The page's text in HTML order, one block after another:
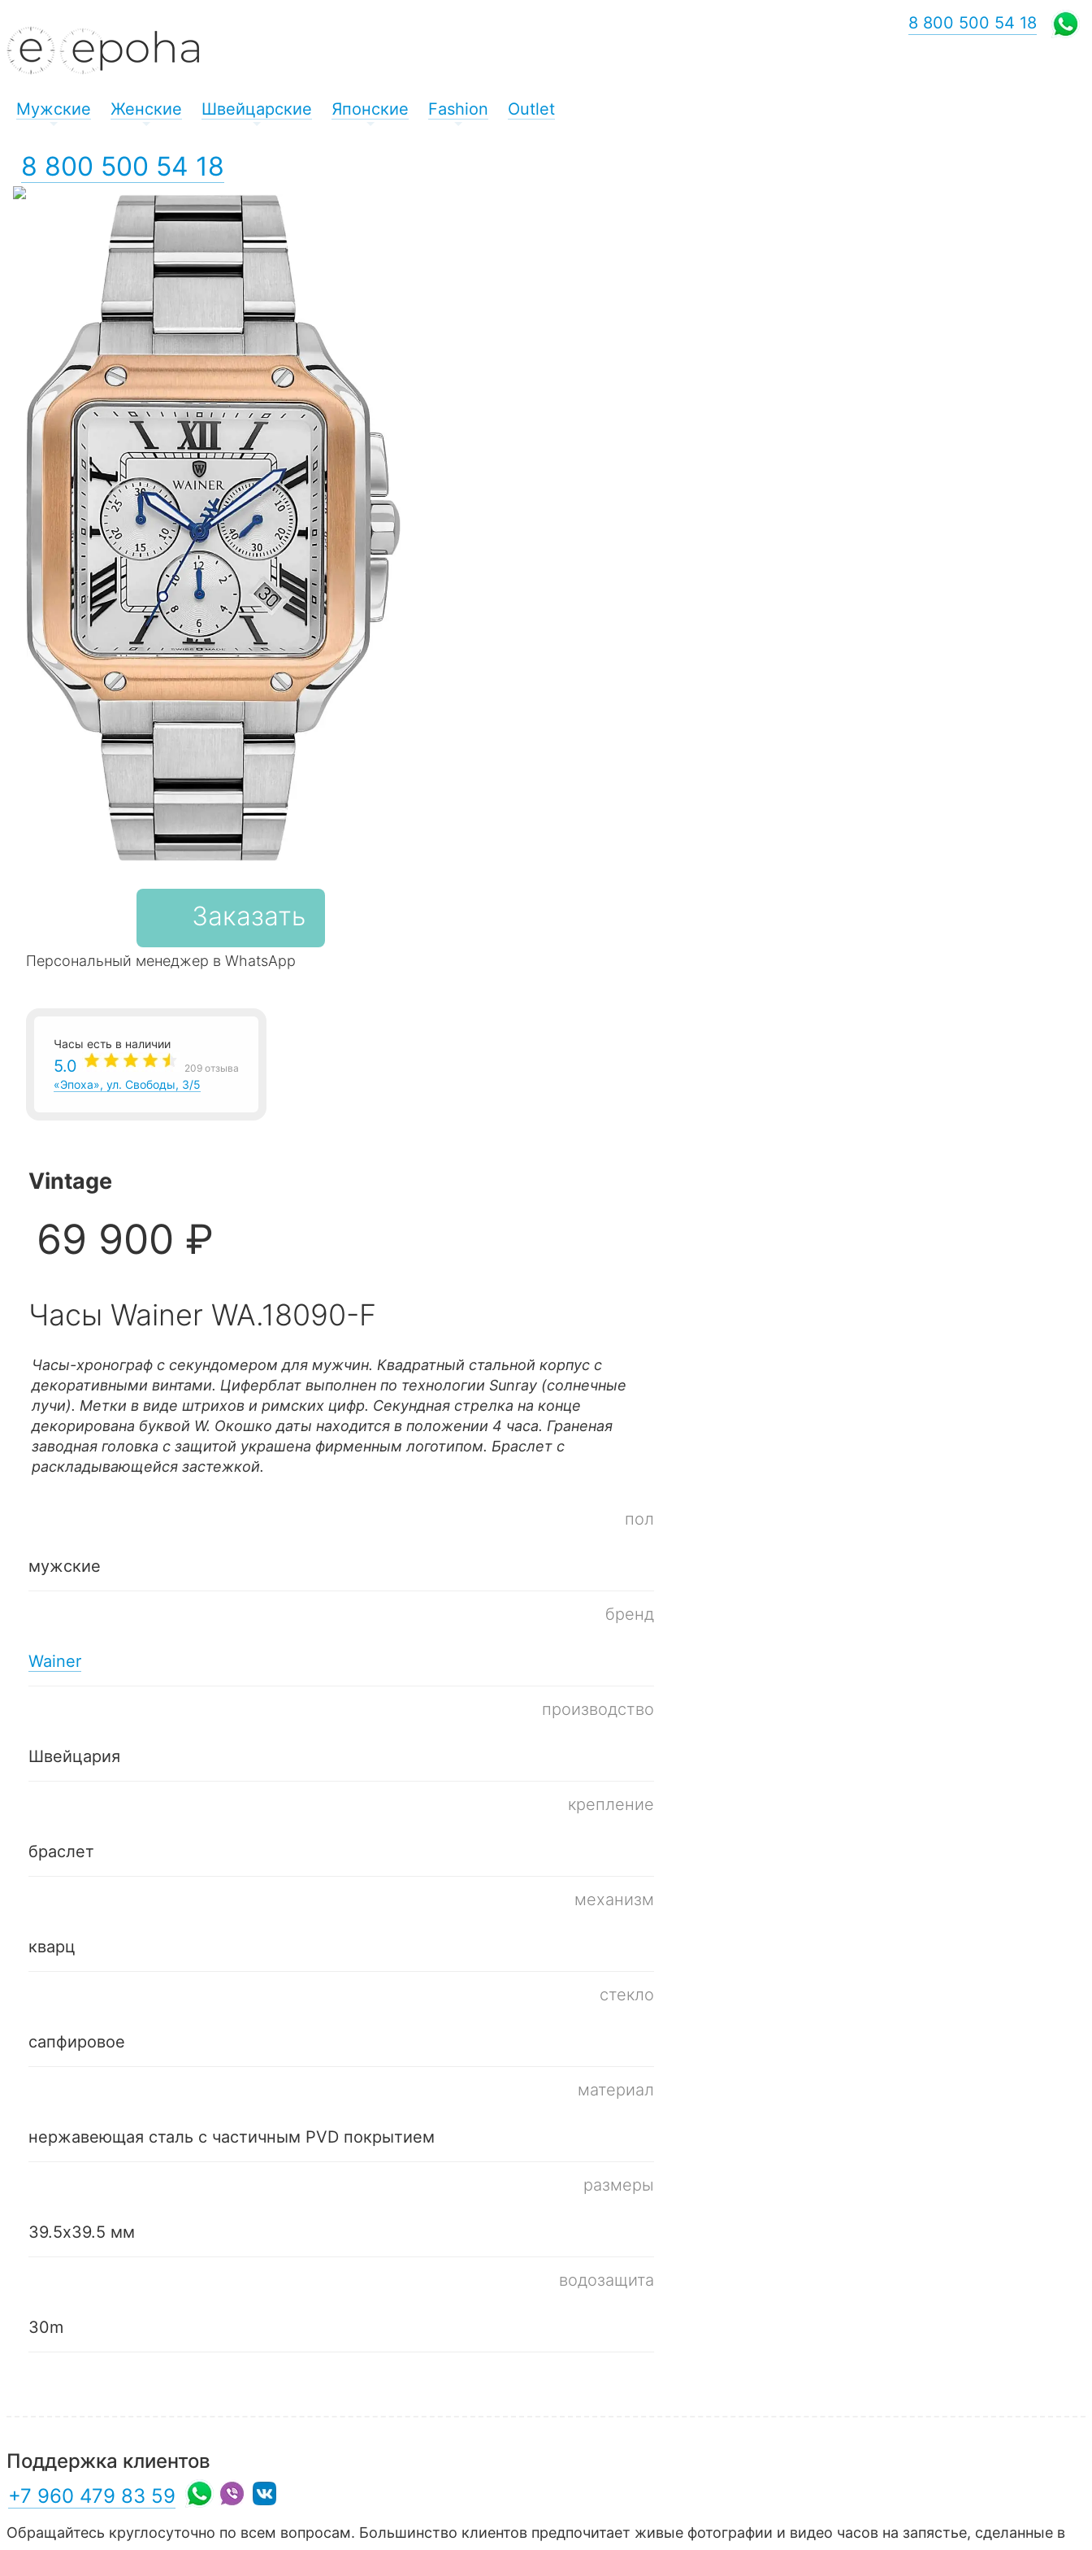
Мужские Женские Швейцарские Японские Fashion Outlet
8 800 500 54 18
8 800 500 54 18
Заказать
Персональный менеджер в WhatsApp
Часы есть в наличии
5.0 209 отзыва
«Эпоха», ул. Свободы, 3/5
Vintage
69 900 ₽
Часы Wainer WA.18090-F
Часы-хронограф с секундомером для мужчин. Квадратный стальной корпус с
декоративными винтами. Циферблат выполнен по технологии Sunray (солнечные
лучи). Метки в виде штрихов и римских цифр. Секундная стрелка на конце
декорирована буквой W. Окошко даты находится в положении 4 часа. Граненая
заводная головка с защитой украшена фирменным логотипом. Браслет с
раскладывающейся застежкой.
пол
мужские
бренд
Wainer
производство
Швейцария
крепление
браслет
механизм
кварц
стекло
сапфировое
материал
нержавеющая сталь с частичным PVD покрытием
размеры
39.5х39.5 мм
водозащита
30m
Поддержка клиентов
+7 960 479 83 59
Обращайтесь круглосуточно по всем вопросам. Большинство клиентов предпочитает живые фотографии и видео часов на запястье, сделанные в